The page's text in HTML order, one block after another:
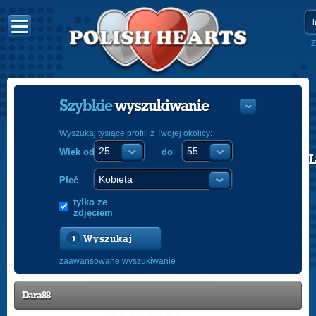
POLISH
Szybkiewyszukiwanie
Wyszukaj tysiące profili z Twojej okolicy:
Wiek od do
Płeć
tylko ze
zdjęciem
Wyszukaj
zaawansowane wyszukiwanie
Dara88